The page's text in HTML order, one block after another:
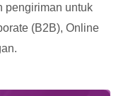
pengiriman untuk
(B2B), Online